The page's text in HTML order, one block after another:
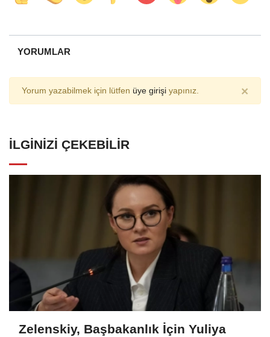
YORUMLAR
Yorum yazabilmek için lütfen üye girişi yapınız. ×
İLGINIZI ÇEKEBILIR
Zelenskiy, Başbakanlık İçin Yuliya